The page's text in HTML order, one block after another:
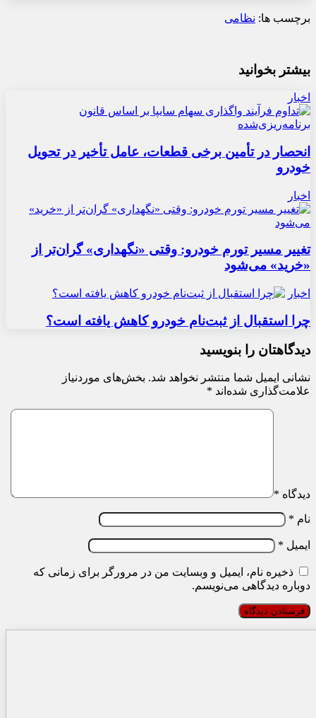
برچسب ها: نظامی
بیشتر بخوانید
اخبار
انحصار در تأمین برخی قطعات، عامل تأخیر در تحویل
خودرو
اخبار
تغییر مسیر تورم خودرو: وقتی «نگهداری» گران‌تر از
«خرید» می‌شود
اخبار
چرا استقبال از ثبت‌نام خودرو کاهش یافته است؟
دیدگاهتان را بنویسید
نشانی ایمیل شما منتشر نخواهد شد. بخش‌های موردنیاز
علامت‌گذاری شده‌اند *
دیدگاه *
نام *
ایمیل *
ذخیره نام، ایمیل و وبسایت من در مرورگر برای زمانی که
دوباره دیدگاهی می‌نویسم.